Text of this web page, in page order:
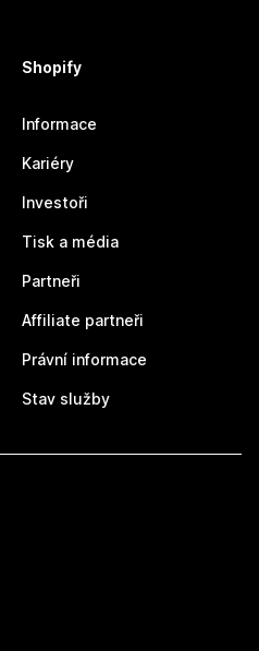
Shopify
Informace
Kariéry
Investoři
Tisk a média
Partneři
Affiliate partneři
Právní informace
Stav služby